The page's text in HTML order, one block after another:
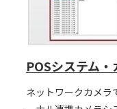
POSシステム
ネットワークカメラ